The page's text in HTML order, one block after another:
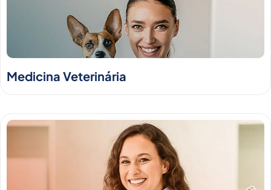
Medicina Veterinária